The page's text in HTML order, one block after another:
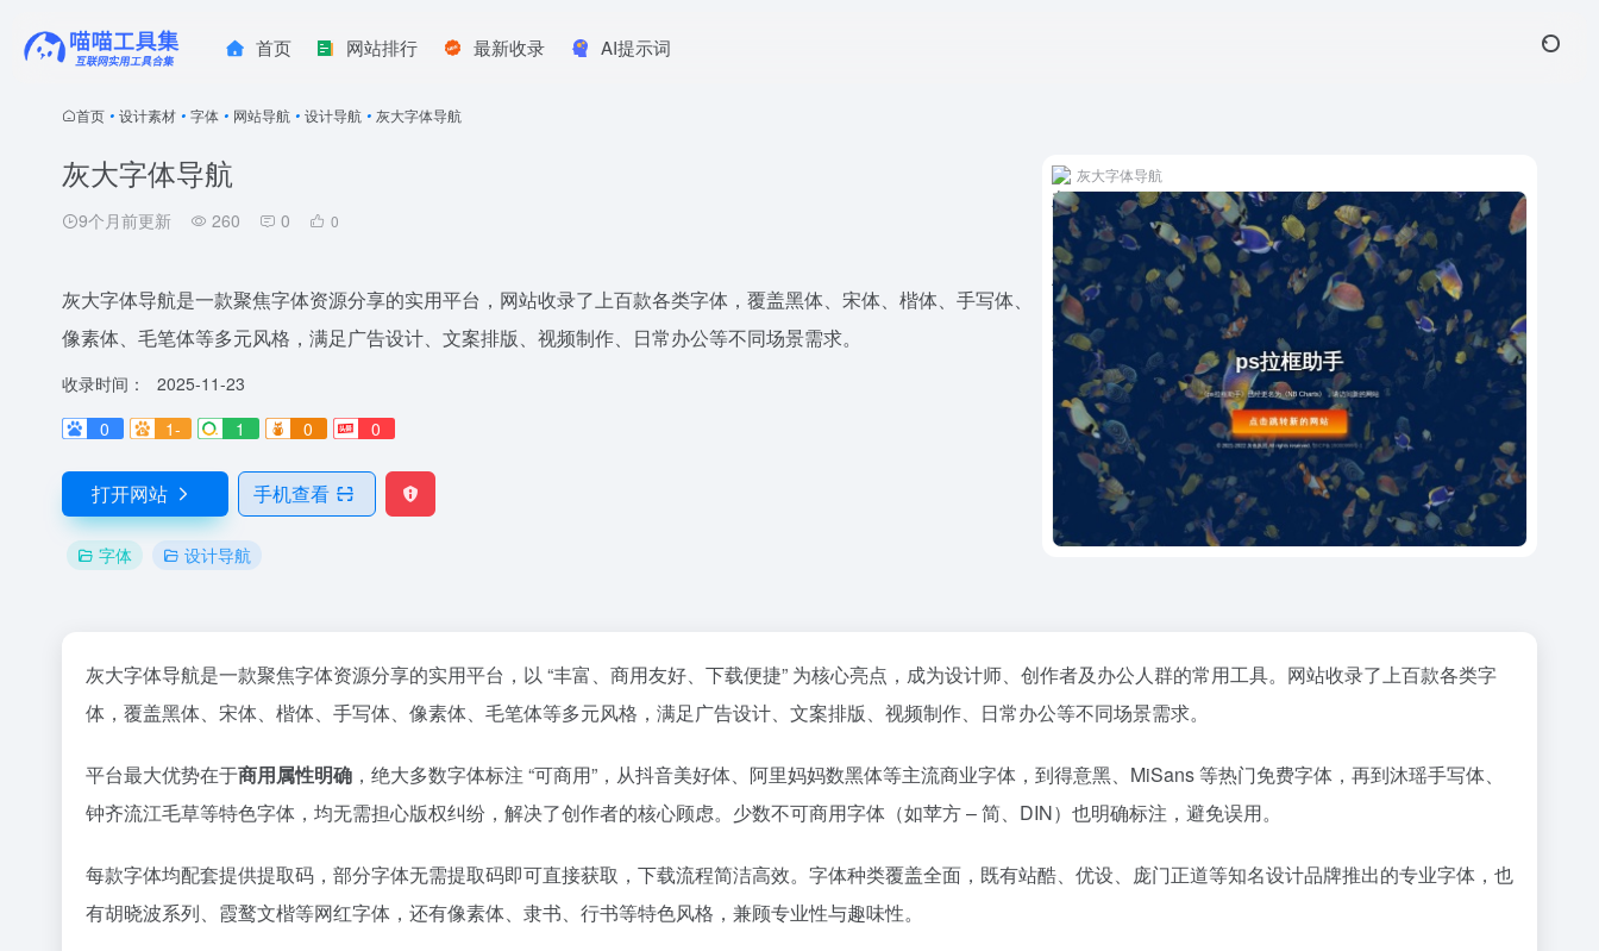
首页 网站排行 最新收录 AI提示词
首页 • 设计素材 • 字体 • 网站导航 • 设计导航 • 灰大字体导航
灰大字体导航
9个月前更新 260 0 0
灰大字体导航是一款聚焦字体资源分享的实用平台，网站收录了上百款各类字体，覆盖黑体、宋体、楷体、手写体、
像素体、毛笔体等多元风格，满足广告设计、文案排版、视频制作、日常办公等不同场景需求。
收录时间：
2025-11-23
0
1- 1 0 0
打开网站 手机查看
字体 设计导航
灰大字体导航
灰大字体导航是一款聚焦字体资源分享的实用平台，以 “丰富、商用友好、下载便捷” 为核心亮点，成为设计师、创作者及办公人群的常用工具。网站收录了上百款各类字
体，覆盖黑体、宋体、楷体、手写体、像素体、毛笔体等多元风格，满足广告设计、文案排版、视频制作、日常办公等不同场景需求。
平台最大优势在于商用属性明确 ，绝大多数字体标注 “可商用”，从抖音美好体、阿里妈妈数黑体等主流商业字体，到得意黑、MiSans 等热门免费字体，再到沐瑶手写体、
钟齐流江毛草等特色字体，均无需担心版权纠纷，解决了创作者的核心顾虑。少数不可商用字体（如苹方 – 简、DIN）也明确标注，避免误用。
每款字体均配套提供提取码，部分字体无需提取码即可直接获取，下载流程简洁高效。字体种类覆盖全面，既有站酷、优设、庞门正道等知名设计品牌推出的专业字体，也
有胡晓波系列、霞鹜文楷等网红字体，还有像素体、隶书、行书等特色风格，兼顾专业性与趣味性。